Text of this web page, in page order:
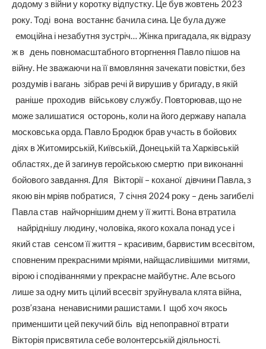
додому з війни у коротку відпустку. Це був жовтень 2023
року. Тоді вона востаннє бачила сина. Це була дуже
емоційна і незабутня зустріч… Жінка пригадала, як відразу
ж в день повномасштабного вторгнення Павло пішов на
війну. Не зважаючи на її вмовляння зачекати повістки, без
роздумів і вагань зібрав речі й вирушив у бригаду, в якій
раніше проходив військову службу. Повторював, що не
може залишатися осторонь, коли на його державу напала
московська орда. Павло Бродюк брав участь в бойових
діях в Житомирській, Київській, Донецькій та Харківській
областях, де й загинув геройською смертю при виконанні
бойового завдання. Для Вікторії – коханої дівчини Павла, з
якою він мріяв побратися, 7 січня 2024 року – день загибелі
Павла став найчорнішим днем у її житті. Вона втратила
найріднішу людину, чоловіка, якого кохала понад усе і
який став сенсом її життя – красивим, барвистим всесвітом,
сповненим прекрасними мріями, найщасливішими митями,
вірою і сподіваннями у прекрасне майбутнє. Але всього
лише за одну мить цілий всесвіт зруйнувала клята війна,
розв’язана ненависними рашистами. І щоб хоч якось
применшити цей пекучий біль від непоправної втрати
Вікторія присвятила себе волонтерській діяльності.